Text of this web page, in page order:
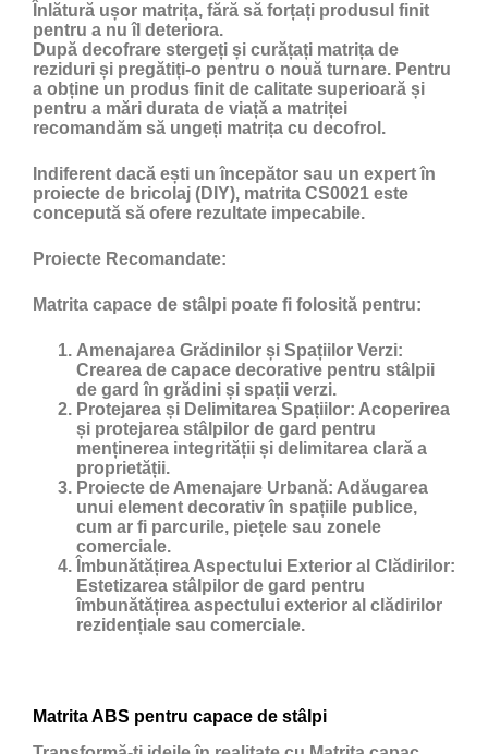
Înlătură ușor matrița, fără să forțați produsul finit
pentru a nu îl deteriora.
După decofrare stergeți și curățați matrița de
reziduri și pregătiți-o pentru o nouă turnare. Pentru
a obține un produs finit de calitate superioară și
pentru a mări durata de viață a matriței
recomandăm să ungeți matrița cu decofrol .
Indiferent dacă ești un începător sau un expert în
proiecte de bricolaj (DIY), matrita CS0021 este
concepută să ofere rezultate impecabile.
Proiecte Recomandate:
Matrita capace de stâlpi poate fi folosită pentru:
Amenajarea Grădinilor și Spațiilor Verzi:
Crearea de capace decorative pentru stâlpii
de gard în grădini și spații verzi.
Protejarea și Delimitarea Spațiilor: Acoperirea
și protejarea stâlpilor de gard pentru
menținerea integrității și delimitarea clară a
proprietății.
Proiecte de Amenajare Urbană: Adăugarea
unui element decorativ în spațiile publice,
cum ar fi parcurile, piețele sau zonele
comerciale.
Îmbunătățirea Aspectului Exterior al Clădirilor:
Estetizarea stâlpilor de gard pentru
îmbunătățirea aspectului exterior al clădirilor
rezidențiale sau comerciale.
Matrita ABS pentru capace de stâlpi